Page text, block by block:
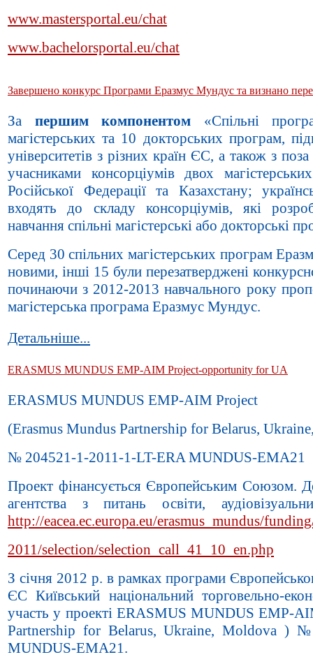
www.mastersportal.eu/chat
www.bachelorsportal.eu/chat
Завершено конкурс Програми Еразмус Мундус та визнано
За першим компонентом «Спільні
магістерських та 10 докторських програм,
університетів з різних країн ЄС, а також з
учасниками консорціумів двох
Російської Федерації та Казахстану;
входять до складу консорціумів, які
навчання спільні магістерські або докторські
Серед 30 спільних магістерських програм
новими, інші 15 були перезатверджені
починаючи з 2012-2013 навчального року
магістерська програма Еразмус Мундус.
Детальніше...
ERASMUS MUNDUS EMP-AIM Project-opportunity for UA
ERASMUS MUNDUS EMP-AIM Project
(Erasmus Mundus Partnership for Belarus,
№ 204521-1-2011-1-LT-ERA MUNDUS-ЕМА21
Проект фінансується Європейським Союзом.
агентства з питань освіти,
http://eacea.ec.europa.eu/erasmus_mundus/
2011/selection/selection_call_41_10_en.php
З січня 2012 р. в рамках програми
ЄС Київський національний торговельно-
участь у проекті ERASMUS MUNDUS EMP-
Partnership for Belarus, Ukraine, Moldova )
MUNDUS-ЕМА21.